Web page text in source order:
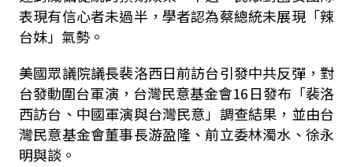
表現有信心者未過半，學者認為蔡總統未展現「辣
台妹」氣勢。
美國眾議院議長裴洛西日前訪台引發中共反彈，對
台發動圍台軍演，台灣民意基金會16日發布「裴洛
西訪台、中國軍演與台灣民意」調查結果，並由台
灣民意基金會董事長游盈隆、前立委林濁水、徐永
明與談。